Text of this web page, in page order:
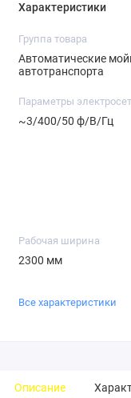
Характеристики
Группа товара
Автоматические
автотранспорта
Параметры
~3/400/50 ф/В/Гц
Рабочая ширина
2300 мм
Все характеристики
Описание